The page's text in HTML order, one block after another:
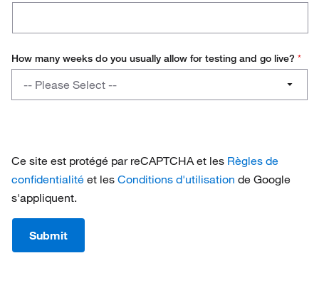
How many weeks do you usually allow for testing and go live? *
usually
for
testing
and
live?
-- Please Select --
8 - 12
12+
Ce site est protégé par reCAPTCHA et les Règles de
confidentialité et les Conditions d'utilisation de Google
s'appliquent.
Submit